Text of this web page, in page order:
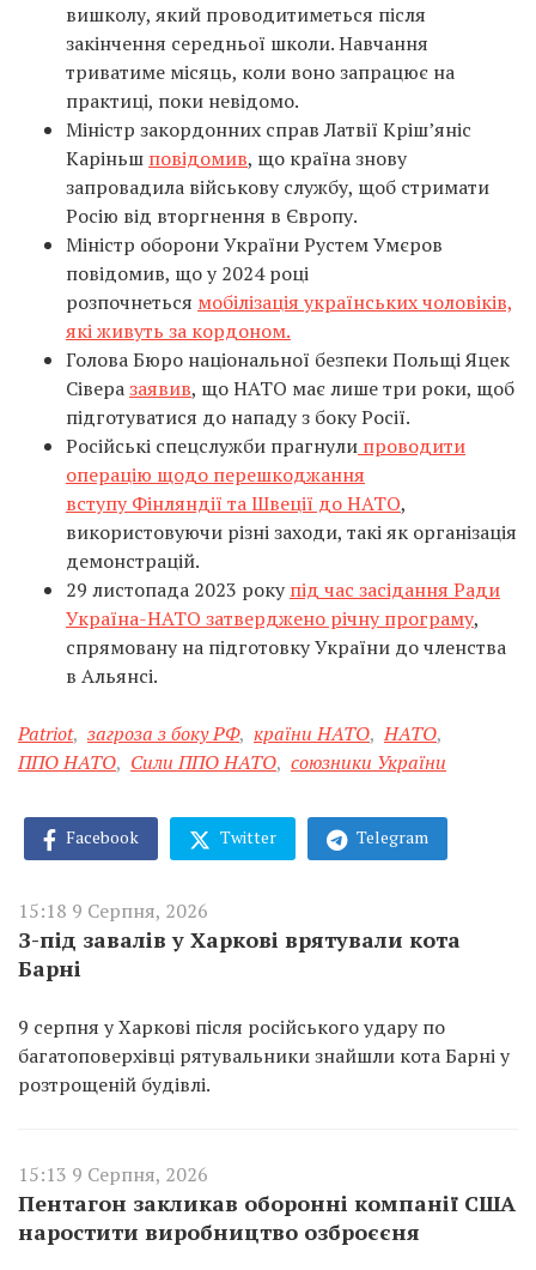
вишколу, який проводитиметься після
закінчення середньої школи. Навчання
триватиме місяць, коли воно запрацює на
практиці, поки невідомо.
Міністр закордонних справ Латвії Кріш’яніс
Каріньш повідомив, що країна знову
запровадила військову службу, щоб стримати
Росію від вторгнення в Європу.
Міністр оборони України Рустем Умєров
повідомив, що у 2024 році
розпочнеться мобілізація українських чоловіків,
які живуть за кордоном.
Голова Бюро національної безпеки Польщі Яцек
Сіверазаявив, що НАТО має лише три роки, щоб
підготуватися до нападу з боку Росії.
Російські спецслужби прагнули проводити
операцію щодо перешкоджання
вступу Фінляндії та Швеції до НАТО,
використовуючи різні заходи, такі як організація
демонстрацій.
29 листопада 2023 рокупід час засідання Ради
Україна-НАТО затверджено річну програму,
спрямовану на підготовку України до членства
в Альянсі.
Patriot, загроза з боку РФ, країни НАТО, НАТО,
ППО НАТО, Сили ППО НАТО, союзники України
Facebook Twitter Telegram
15:18 9 Серпня, 2026
З-під завалів у Харкові врятували кота
Барні
9 серпня у Харкові після російського удару по
багатоповерхівці рятувальники знайшли кота Барні у
розтрощеній будівлі.
15:13 9 Серпня, 2026
Пентагон закликав оборонні компанії США
наростити виробництво озброєєня